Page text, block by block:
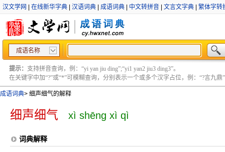
汉文学网 在线新华字典 汉语词典 成语词典 中文转拼音 文言文字典 繁体字转
成语名称
提示： 支持拼音查询，例：“yi yan jiu ding”;“yi1 yan2 jiu3 ding3”。
在关键字中加“?”或“*”可模糊查询，分别表示一个或多个汉字占位，例：“?言九鼎”
成语词典> 细声细气的解释
细声细气 xì shēng xì qì
词典解释